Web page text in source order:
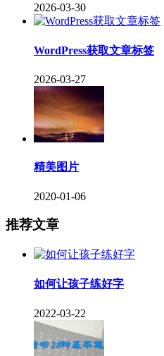
2026-03-30
WordPress获取文章标签
2026-03-27
精美图片
2020-01-06
推荐文章
如何让孩子练好字
2022-03-22